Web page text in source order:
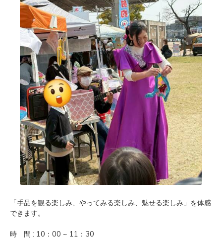
「手品を観る楽しみ、やってみる楽しみ、魅せる楽しみ」を体感
できます。
時 間 : 10：00 ~ 11：30